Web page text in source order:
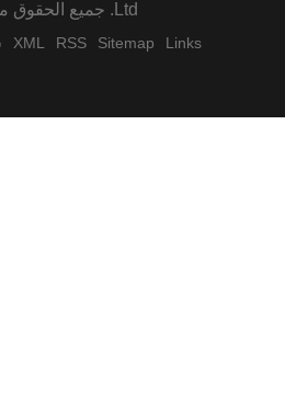
Sitemap
RSS
XML